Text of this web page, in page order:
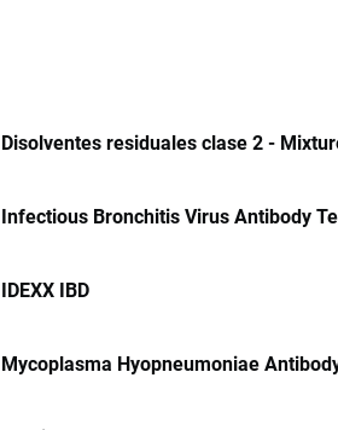
Disolventes residuales clase 2 -
Infectious Bronchitis Virus Antibody
IDEXX IBD
Mycoplasma Hyopneumoniae